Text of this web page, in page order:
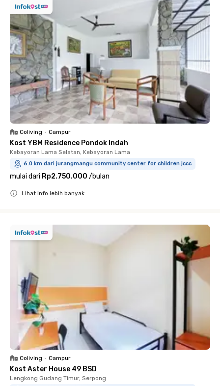
Coliving • Campur
Kost YBM Residence Pondok Indah
Kebayoran Lama Selatan, Kebayoran Lama
6.0 km dari jurangmangu community center for children jccc
mulai dari Rp2.750.000 /bulan
Lihat info lebih banyak
Coliving • Campur
Kost Aster House 49 BSD
Lengkong Gudang Timur, Serpong